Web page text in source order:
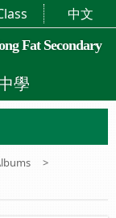
Fat Secondary
學
中文
>